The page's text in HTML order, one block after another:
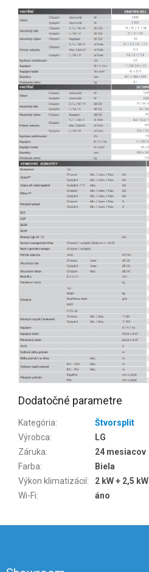
Dodatočné parametre
Kategória:
Štvorsplit
Výrobca:
LG
Záruka:
24 mesiacov
Farba:
Biela
Výkon klimatizácií:
2 kW + 2,5
Wi-Fi: áno